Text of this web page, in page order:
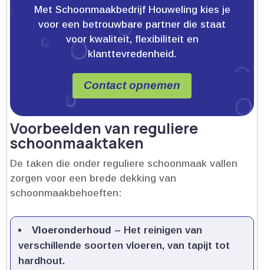
Met Schoonmaakbedrijf Houweling kies je
voor een betrouwbare partner die staat
voor kwaliteit, flexibiliteit en
klanttevredenheid.
Contact opnemen
Voorbeelden van reguliere
schoonmaaktaken
De taken die onder reguliere schoonmaak vallen
zorgen voor een brede dekking van
schoonmaakbehoeften:
Vloeronderhoud – Het reinigen van
verschillende soorten vloeren, van tapijt tot
hardhout.​